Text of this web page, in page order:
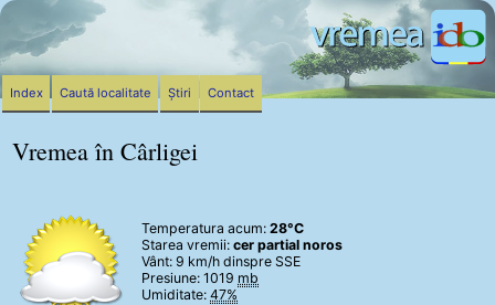
Vremea în Cârligei
Temperatura acum: 28°C
Starea vremii: cer partial noros
Vânt: 9 km/h dinspre SSE
Presiune: 1019 mb
Umiditate: 47%
Index Caută localitate Știri Contact